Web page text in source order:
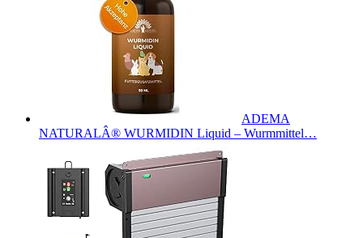
ADEMA
NATURALÂ® WURMIDIN Liquid – Wurmmittel…